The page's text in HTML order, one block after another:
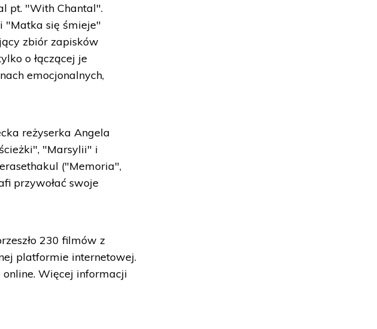
pt. "With Chantal".
"Matka się śmieje"
zbiór zapisków
o łączącej je
emocjonalnych,
reżyserka Angela
"Marsylii" i
("Memoria",
przywołać swoje
230 filmów z
platformie internetowej.
Więcej informacji